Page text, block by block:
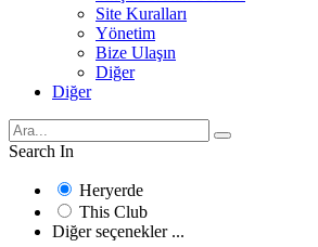
Site Kuralları
Yönetim
Bize Ulaşın
Diğer
Diğer
Search In
Heryerde
This Club
Diğer seçenekler ...